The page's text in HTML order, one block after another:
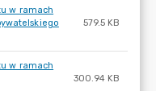
w ramach
579.5 KB
w ramach
300.94 KB